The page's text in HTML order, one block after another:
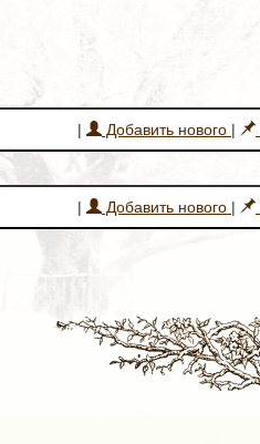
| Добавить нового |
| Добавить нового |